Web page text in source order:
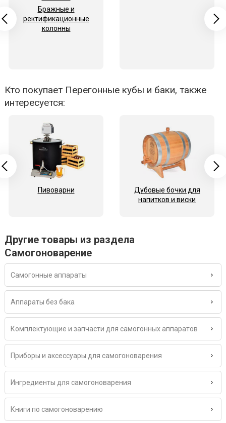
Бражные и
ректификационные
колонны
Кто покупает Перегонные кубы и баки, также
интересуется:
Пивоварни
Дубовые бочки для
напитков и виски
Другие товары из раздела
Самогоноварение
Самогонные аппараты
Аппараты без бака
Комплектующие и запчасти для самогонных аппаратов
Приборы и аксессуары для самогоноварения
Ингредиенты для самогоноварения
Книги по самогоноварению